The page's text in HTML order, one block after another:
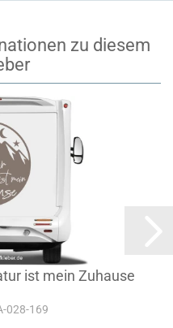
zu diesem
ist mein Zuhause
028-169